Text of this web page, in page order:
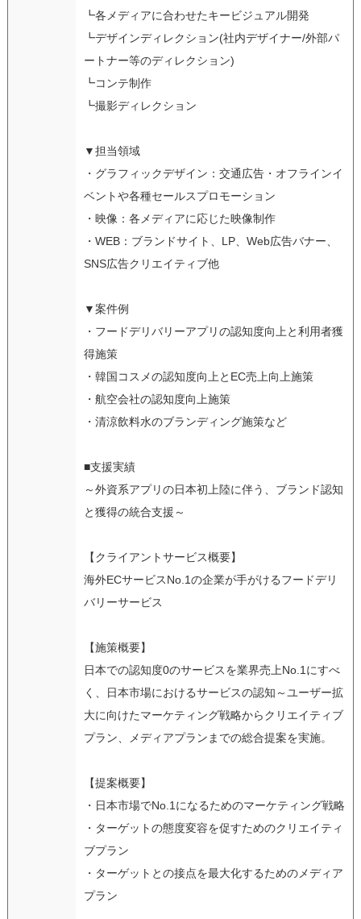
┗各メディアに合わせたキービジュアル開発
┗デザインディレクション(社内デザイナー/外部パ
ートナー等のディレクション)
┗コンテ制作
┗撮影ディレクション
▼担当領域
・グラフィックデザイン：交通広告・オフラインイ
ベントや各種セールスプロモーション
・映像：各メディアに応じた映像制作
・WEB：ブランドサイト、LP、Web広告バナー、
SNS広告クリエイティブ他
▼案件例
・フードデリバリーアプリの認知度向上と利用者獲
得施策
・韓国コスメの認知度向上とEC売上向上施策
・航空会社の認知度向上施策
・清涼飲料水のブランディング施策など
■支援実績
～外資系アプリの日本初上陸に伴う、ブランド認知
と獲得の統合支援～
【クライアントサービス概要】
海外ECサービスNo.1の企業が手がけるフードデリ
バリーサービス
【施策概要】
日本での認知度0のサービスを業界売上No.1にすべ
く、日本市場におけるサービスの認知～ユーザー拡
大に向けたマーケティング戦略からクリエイティブ
プラン、メディアプランまでの総合提案を実施。
【提案概要】
・日本市場でNo.1になるためのマーケティング戦略
・ターゲットの態度変容を促すためのクリエイティ
ブプラン
・ターゲットとの接点を最大化するためのメディア
プラン